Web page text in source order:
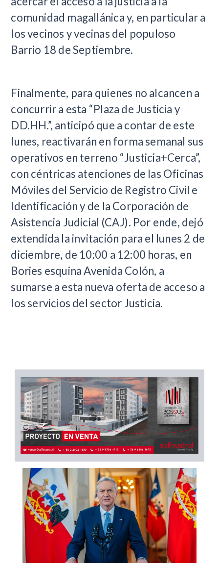
comunidad magallánica y, en particular a
los vecinos y vecinas del populoso
Barrio 18 de Septiembre.
Finalmente, para quienes no alcancen a
concurrir a esta “Plaza de Justicia y
DD.HH.”, anticipó que a contar de este
lunes, reactivarán en forma semanal sus
operativos en terreno “Justicia+Cerca”,
con céntricas atenciones de las Oficinas
Móviles del Servicio de Registro Civil e
Identificación y de la Corporación de
Asistencia Judicial (CAJ). Por ende, dejó
extendida la invitación para el lunes 2 de
diciembre, de 10:00 a 12:00 horas, en
Bories esquina Avenida Colón, a
sumarse a esta nueva oferta de acceso a
los servicios del sector Justicia.